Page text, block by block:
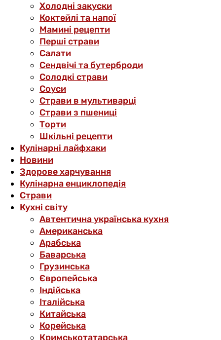
Холодні закуски
Коктейлі та напої
Мамині рецепти
Перші страви
Салати
Сендвічі та бутерброди
Солодкі страви
Соуси
Страви в мультиварці
Страви з пшениці
Торти
Шкільні рецепти
Кулінарні лайфхаки
Новини
Здорове харчування
Кулінарна енциклопедія
Страви
Кухні світу
Автентична українська кухня
Американська
Арабська
Баварська
Грузинська
Європейська
Індійська
Італійська
Китайська
Корейська
Кримськотатарська